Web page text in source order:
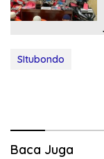
SItubondo
Baca Juga